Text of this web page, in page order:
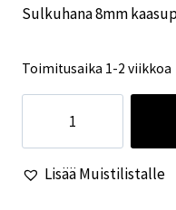
Sulkuhana 8mm
Toimitusaika 1-2 viikkoa
kaasuputkelle
määräLisää Muistilistalle